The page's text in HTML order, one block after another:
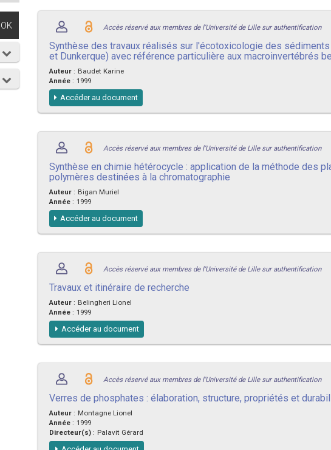
OK Accès réservé aux membres de l'Université de Lille sur authentification
Synthèse des travaux réalisés sur l'écotoxicologie des
et Dunkerque) avec référence particulière aux macroinvertébrés
Auteur : Baudet Karine
Année : 1999
Accéder au document
Accès réservé aux membres de l'Université de Lille sur authentification
Synthèse en chimie hétérocycle : application de la méthode des
polymères destinées à la chromatographie
Auteur : Bigan Muriel
Année : 1999
Accéder au document
Accès réservé aux membres de l'Université de Lille sur authentification
Travaux et itinéraire de recherche
Auteur : Belingheri Lionel
Année : 1999
Accéder au document
Accès réservé aux membres de l'Université de Lille sur authentification
Verres de phosphates : élaboration, structure, propriétés et
Auteur : Montagne Lionel
Année : 1999
Directeur(s) : Palavit Gérard